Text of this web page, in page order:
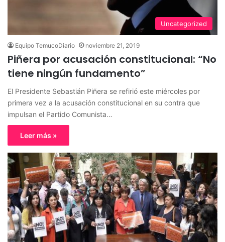
Uncategorized
Equipo TemucoDiario noviembre 21, 2019
Piñera por acusación constitucional: “No
tiene ningún fundamento”
El Presidente Sebastián Piñera se refirió este miércoles por
primera vez a la acusación constitucional en su contra que
impulsan el Partido Comunista…
Leer más »